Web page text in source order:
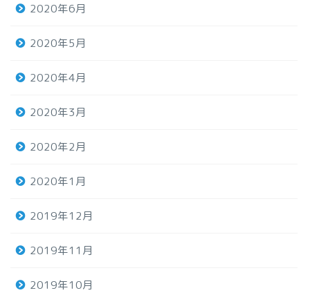
2020年6月
2020年5月
2020年4月
2020年3月
2020年2月
2020年1月
2019年12月
2019年11月
2019年10月